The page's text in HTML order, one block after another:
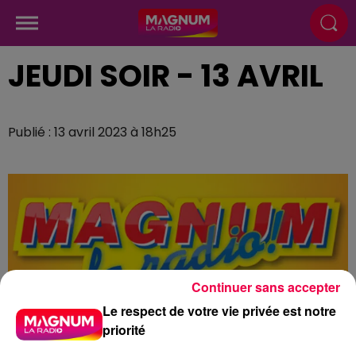
JEUDI SOIR - 13 AVRIL
Publié : 13 avril 2023 à 18h25
Le respect de votre vie privée est notre
priorité
Continuer sans accepter